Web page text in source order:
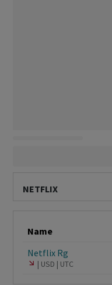
NETFLIX
Name
Netflix Rg
USD UTC